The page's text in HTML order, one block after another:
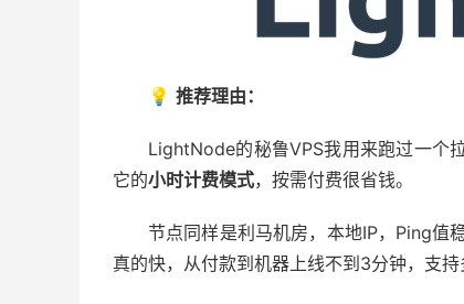
💡 推荐理由：
LightNode的秘鲁VPS我用来跑过一个
它的小时计费模式，按需付费很省钱。
节点同样是利马机房，本地IP，Ping值
真的快，从付款到机器上线不到3分钟，支